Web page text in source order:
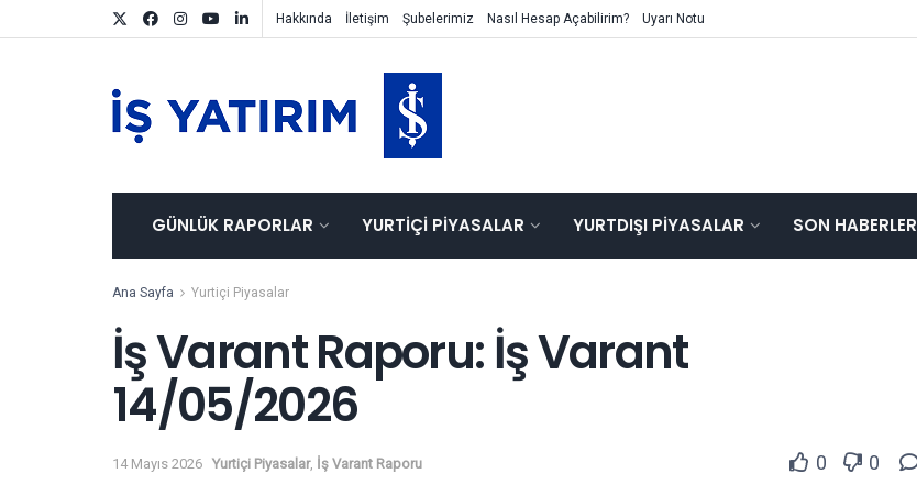
Hakkında İletişim Şubelerimiz Nasıl Hesap Açabilirim? Uyarı Notu
GÜNLÜK RAPORLAR YURTIÇI PIYASALAR YURTDIŞI PIYASALAR SON HABERLER
Ana Sayfa Yurtiçi Piyasalar
İş Varant Raporu: İş Varant
14/05/2026
14 Mayıs 2026 Yurtiçi Piyasalar, İş Varant Raporu 0 0